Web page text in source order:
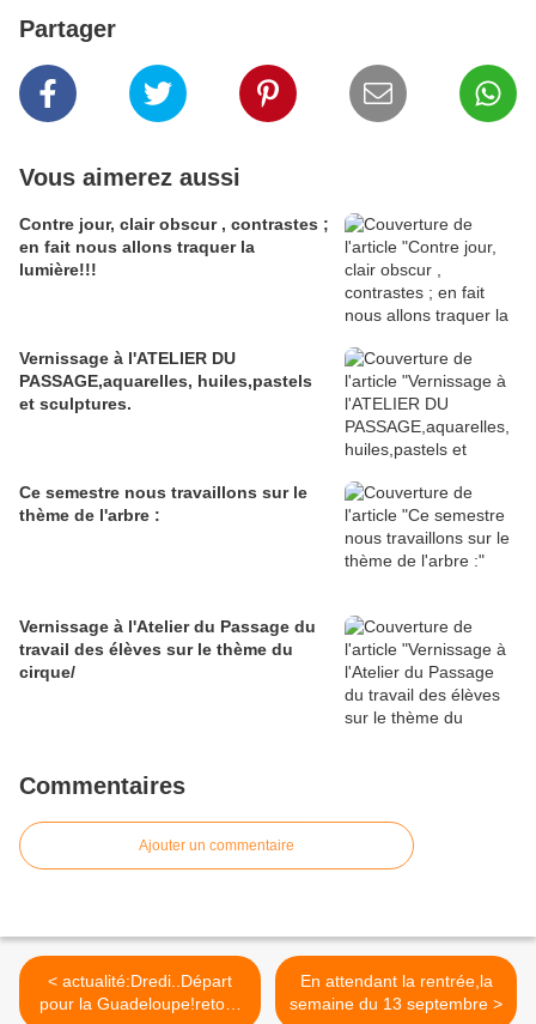
Partager
Vous aimerez aussi
Contre jour, clair obscur , contrastes ;
en fait nous allons traquer la
lumière!!!
Vernissage à l'ATELIER DU
PASSAGE,aquarelles, huiles,pastels
et sculptures.
Ce semestre nous travaillons sur le
thème de l'arbre :
Vernissage à l'Atelier du Passage du
travail des élèves sur le thème du
cirque/
Commentaires
Ajouter un commentaire
< actualité:Dredi..Départ
pour la Guadeloupe!retour
En attendant la rentrée,la
semaine du 13 septembre >